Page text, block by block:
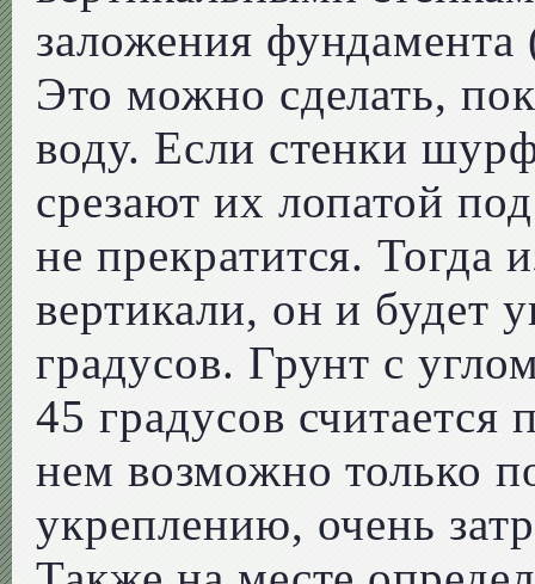
заложения
Это можно сделать,
воду. Если стенки
срезают их лопатой
не прекратится. Тогда
вертикали, он и будет
градусов. Грунт с
45 градусов
нем возможно только
укреплению, очень